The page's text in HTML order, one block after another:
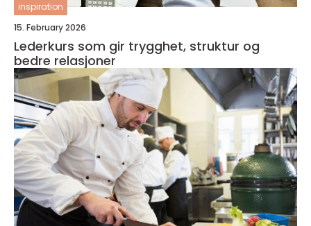
inspiration
15. February 2026
Lederkurs som gir trygghet, struktur og
bedre relasjoner